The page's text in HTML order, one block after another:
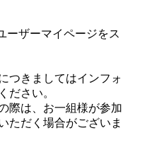
ーザーマイページをス
つきましてはインフォ
ださい。
際は、お一組様が参加
ただく場合がございま